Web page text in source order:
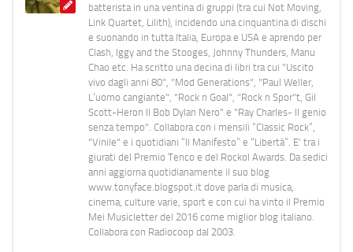
batterista in una ventina di gruppi (tra cui Not Moving,
Link Quartet, Lilith), incidendo una cinquantina di dischi
e suonando in tutta Italia, Europa e USA e aprendo per
Clash, Iggy and the Stooges, Johnny Thunders, Manu
Chao etc. Ha scritto una decina di libri tra cui "Uscito
vivo dagli anni 80", "Mod Generations", "Paul Weller,
L’uomo cangiante", "Rock n Goal", "Rock n Spor"t, Gil
Scott-Heron Il Bob Dylan Nero" e "Ray Charles- Il genio
senza tempo". Collabora con i mensili “Classic Rock”,
"Vinile" e i quotidiani “Il Manifesto” e “Libertà”. E' tra i
giurati del Premio Tenco e del Rockol Awards. Da sedici
anni aggiorna quotidianamente il suo blog
www.tonyface.blogspot.it dove parla di musica,
cinema, culture varie, sport e con cui ha vinto il Premio
Mei Musicletter del 2016 come miglior blog italiano.
Collabora con Radiocoop dal 2003.